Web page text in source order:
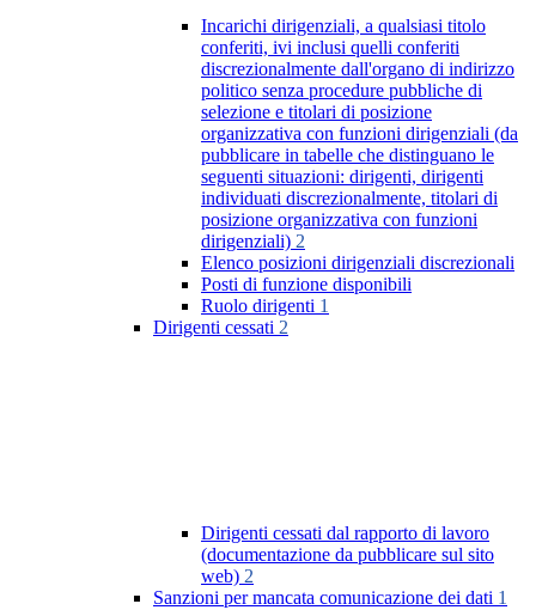
Incarichi dirigenziali, a qualsiasi titolo
conferiti, ivi inclusi quelli conferiti
discrezionalmente dall'organo di indirizzo
politico senza procedure pubbliche di
selezione e titolari di posizione
organizzativa con funzioni dirigenziali (da
pubblicare in tabelle che distinguano le
seguenti situazioni: dirigenti, dirigenti
individuati discrezionalmente, titolari di
posizione organizzativa con funzioni
dirigenziali) 2
Elenco posizioni dirigenziali discrezionali
Posti di funzione disponibili
Ruolo dirigenti 1
Dirigenti cessati 2
Dirigenti cessati dal rapporto di lavoro
(documentazione da pubblicare sul sito
web) 2
Sanzioni per mancata comunicazione dei dati 1